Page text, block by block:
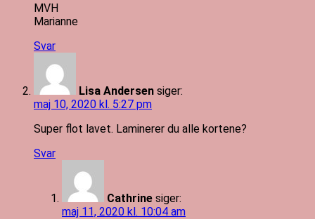
MVH
Marianne
Svar
Lisa Andersen siger:
maj 10, 2020 kl. 5:27 pm
Super flot lavet. Laminerer du alle kortene?
Svar
Cathrine siger:
maj 11, 2020 kl. 10:04 am